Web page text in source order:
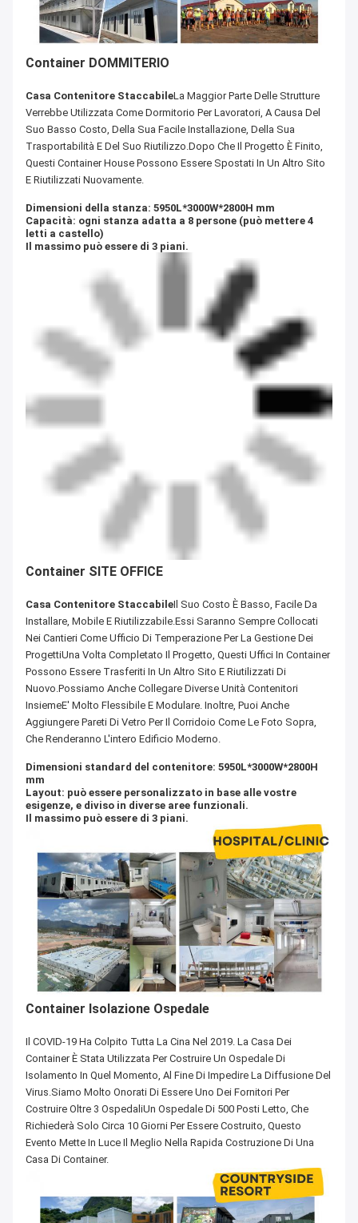
Container DOMMITERIO
Casa Contenitore StaccabileLa Maggior Parte Delle Strutture
Verrebbe Utilizzata Come Dormitorio Per Lavoratori, A Causa Del
Suo Basso Costo, Della Sua Facile Installazione, Della Sua
Trasportabilità E Del Suo Riutilizzo.dopo Che Il Progetto È Finito,
Questi Container House Possono Essere Spostati In Un Altro Sito
E Riutilizzati Nuovamente.
Dimensioni della stanza: 5950L*3000W*2800H mm
Capacità: ogni stanza adatta a 8 persone (può mettere 4
letti a castello)
Il massimo può essere di 3 piani.
Container SITE OFFICE
Casa Contenitore StaccabileIl Suo Costo È Basso, Facile Da
Installare, Mobile E Riutilizzabile.Essi Saranno Sempre Collocati
Nei Cantieri Come Ufficio Di Temperazione Per La Gestione Dei
ProgettiUna Volta Completato Il Progetto, Questi Uffici In Container
Possono Essere Trasferiti In Un Altro Sito E Riutilizzati Di
Nuovo.Possiamo Anche Collegare Diverse Unità Contenitori
InsiemeE' Molto Flessibile E Modulare. Inoltre, Puoi Anche
Aggiungere Pareti Di Vetro Per Il Corridoio Come Le Foto Sopra,
Che Renderanno L'intero Edificio Moderno.
Dimensioni standard del contenitore: 5950L*3000W*2800H
mm
Layout: può essere personalizzato in base alle vostre
esigenze, e diviso in diverse aree funzionali.
Il massimo può essere di 3 piani.
Container Isolazione Ospedale
Il COVID-19 Ha Colpito Tutta La Cina Nel 2019. La Casa Dei
Container È Stata Utilizzata Per Costruire Un Ospedale Di
Isolamento In Quel Momento, Al Fine Di Impedire La Diffusione Del
Virus.Siamo Molto Onorati Di Essere Uno Dei Fornitori Per
Costruire Oltre 3 OspedaliUn Ospedale Di 500 Posti Letto, Che
Richiederà Solo Circa 10 Giorni Per Essere Costruito, Questo
Evento Mette In Luce Il Meglio Nella Rapida Costruzione Di Una
Casa Di Container.